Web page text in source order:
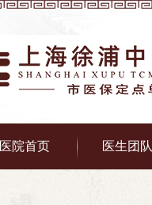
医院首页 医生团队